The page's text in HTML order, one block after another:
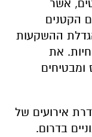
אירועים של
בדרום.
כנסים
חלק